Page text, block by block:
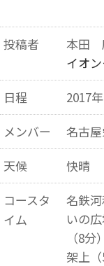
投稿者
本田
イオ
日程
2017
メンバー
名古
天候
快晴
コースタ
イム
名鉄
いの
（8
架上